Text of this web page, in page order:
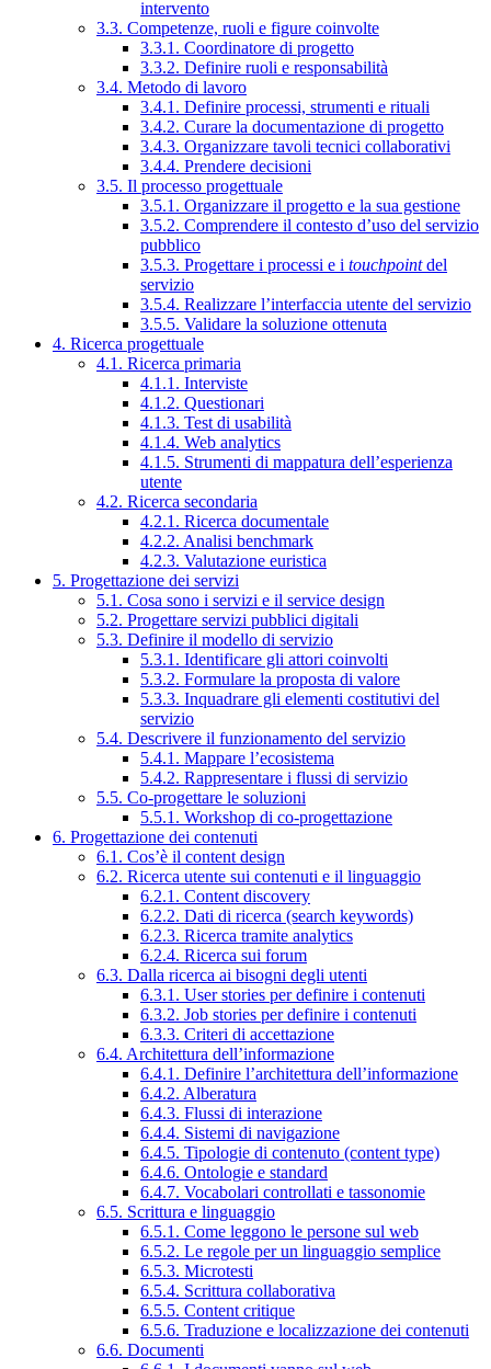
intervento
3.3. Competenze, ruoli e figure coinvolte
3.3.1. Coordinatore di progetto
3.3.2. Definire ruoli e responsabilità
3.4. Metodo di lavoro
3.4.1. Definire processi, strumenti e rituali
3.4.2. Curare la documentazione di progetto
3.4.3. Organizzare tavoli tecnici collaborativi
3.4.4. Prendere decisioni
3.5. Il processo progettuale
3.5.1. Organizzare il progetto e la sua gestione
3.5.2. Comprendere il contesto d’uso del servizio
pubblico
3.5.3. Progettare i processi e i touchpointdel
servizio
3.5.4. Realizzare l’interfaccia utente del servizio
3.5.5. Validare la soluzione ottenuta
4. Ricerca progettuale
4.1. Ricerca primaria
4.1.1. Interviste
4.1.2. Questionari
4.1.3. Test di usabilità
4.1.4. Web analytics
4.1.5. Strumenti di mappatura dell’esperienza
utente
4.2. Ricerca secondaria
4.2.1. Ricerca documentale
4.2.2. Analisi benchmark
4.2.3. Valutazione euristica
5. Progettazione dei servizi
5.1. Cosa sono i servizi e il service design
5.2. Progettare servizi pubblici digitali
5.3. Definire il modello di servizio
5.3.1. Identificare gli attori coinvolti
5.3.2. Formulare la proposta di valore
5.3.3. Inquadrare gli elementi costitutivi del
servizio
5.4. Descrivere il funzionamento del servizio
5.4.1. Mappare l’ecosistema
5.4.2. Rappresentare i flussi di servizio
5.5. Co-progettare le soluzioni
5.5.1. Workshop di co-progettazione
6. Progettazione dei contenuti
6.1. Cos’è il content design
6.2. Ricerca utente sui contenuti e il linguaggio
6.2.1. Content discovery
6.2.2. Dati di ricerca (search keywords)
6.2.3. Ricerca tramite analytics
6.2.4. Ricerca sui forum
6.3. Dalla ricerca ai bisogni degli utenti
6.3.1. User stories per definire i contenuti
6.3.2. Job stories per definire i contenuti
6.3.3. Criteri di accettazione
6.4. Architettura dell’informazione
6.4.1. Definire l’architettura dell’informazione
6.4.2. Alberatura
6.4.3. Flussi di interazione
6.4.4. Sistemi di navigazione
6.4.5. Tipologie di contenuto (content type)
6.4.6. Ontologie e standard
6.4.7. Vocabolari controllati e tassonomie
6.5. Scrittura e linguaggio
6.5.1. Come leggono le persone sul web
6.5.2. Le regole per un linguaggio semplice
6.5.3. Microtesti
6.5.4. Scrittura collaborativa
6.5.5. Content critique
6.5.6. Traduzione e localizzazione dei contenuti
6.6. Documenti